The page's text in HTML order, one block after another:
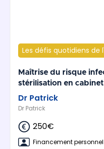
Les défis quotidiens de
Maîtrise du risque
stérilisation en
Dr Patrick
Dr Patrick
250€
Financement personnel